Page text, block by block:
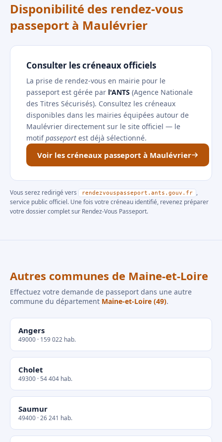
Disponibilité des rendez-vous
passeport à Maulévrier
Consulter les créneaux officiels
La prise de rendez-vous en mairie pour le
passeport est gérée par l'ANTS (Agence Nationale
des Titres Sécurisés). Consultez les créneaux
disponibles dans les mairies équipées autour de
Maulévrier directement sur le site officiel — le
motifpasseport est déjà sélectionné.
Voir les créneaux passeport à Maulévrier
Vous serez redirigé vers rendezvouspasseport.ants.gouv.fr
,
service public officiel. Une fois votre créneau identifié, revenez préparer
votre dossier complet sur Rendez-Vous Passeport.
Autres communes de Maine-et-Loire
Effectuez votre demande de passeport dans une autre
commune du département Maine-et-Loire (49).
Angers
49000 · 159 022 hab.
Cholet
49300 · 54 404 hab.
Saumur
49400 · 26 241 hab.